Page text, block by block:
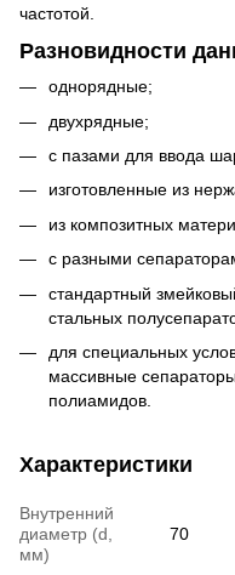
частотой.
Разновидности
однорядные;
двухрядные;
с пазами для ввода
изготовленные из
из композитных
с разными
стандартный
стальных
для специальных
массивные
полиамидов.
Характеристики
Внутренний
диаметр (d,
мм)
70